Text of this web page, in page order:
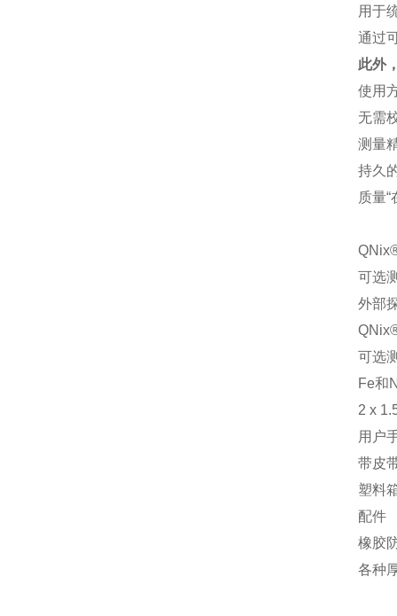
用于
通过
此外
使用
无需
测量
持久
质量
可选
外部
可选
Fe和
2 x
用户
带皮
塑料
配件
橡胶
各种